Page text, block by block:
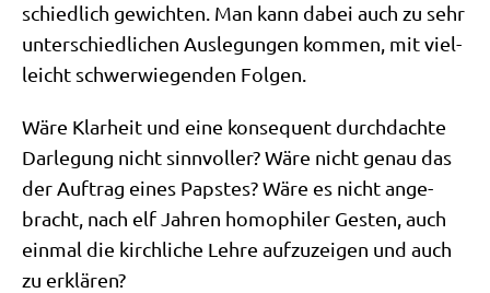
schied­lich gewich­ten. Man kann dabei auch zu sehr
unter­schied­li­chen Aus­le­gun­gen kom­men, mit viel­
leicht schwer­wie­gen­den Folgen.
Wäre Klar­heit und eine kon­se­quent durch­dach­te
Dar­le­gung nicht sinn­vol­ler? Wäre nicht genau das
der Auf­trag eines Pap­stes? Wäre es nicht ange­
bracht, nach elf Jah­ren homo­phi­ler Gesten, auch
ein­mal die kirch­li­che Leh­re auf­zu­zei­gen und auch
zu erklären?